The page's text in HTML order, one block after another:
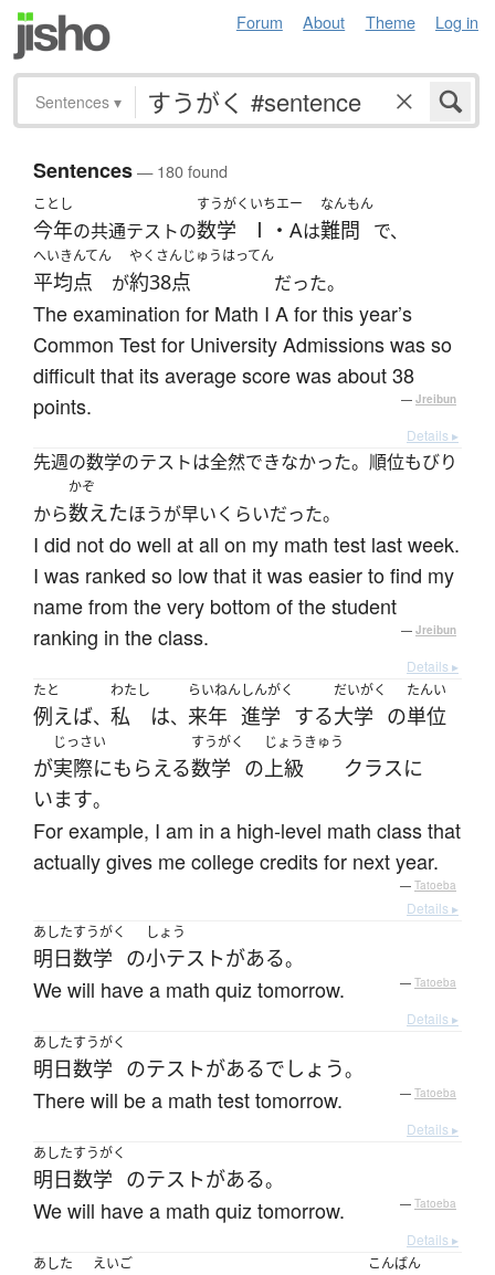
Forum About Theme Log in
Sentences ▾
Sentences— 180 found
ことし
今年の共通テストの
すうがく
数学
いちエー
Ⅰ・Aは
なんもん
難問 で、
へいきんてん
平均点 が
やくさんじゅうはってん
約38点 だった。
The examination for Math I A for this year’s
Common Test for University Admissions was so
difficult that its average score was about 38
points.
— Jreibun
Details ▸
先週の数学のテストは全然できなかった。順位もびり
から
かぞ
数えたほうが早いくらいだった。
I did not do well at all on my math test last week.
I was ranked so low that it was easier to find my
name from the very bottom of the student
ranking in the class.
— Jreibun
Details ▸
たと
例えば、
わたし
私 は、
らいねん
来年
しんがく
進学 する
だいがく
大学 の
たんい
単位
が
じっさい
実際にもらえる
すうがく
数学 の
じょうきゅう
上級 クラスに
います。
For example, I am in a high-level math class that
actually gives me college credits for next year.
— Tatoeba
Details ▸
あした
明日
すうがく
数学 の
しょう
小テストがある。
We will have a math quiz tomorrow. — Tatoeba
Details ▸
あした
明日
すうがく
数学 のテストがあるでしょう。
There will be a math test tomorrow. — Tatoeba
Details ▸
あした
明日
すうがく
数学 のテストがある。
We will have a math quiz tomorrow. — Tatoeba
Details ▸
あした
えいご こんばん